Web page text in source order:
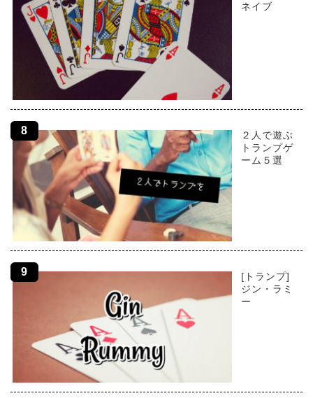
ネイブ
２人で遊ぶ
トランプゲ
ーム５選
[トランプ]
ジン・ラミ
ー